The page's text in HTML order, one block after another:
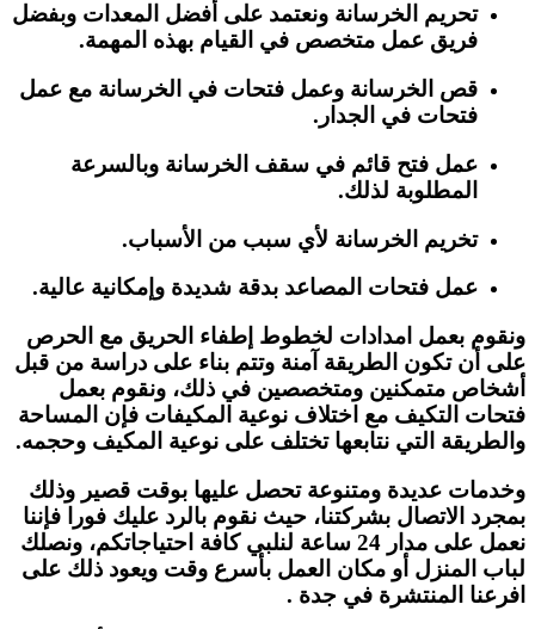
تحريم الخرسانة ونعتمد على أفضل المعدات وبفضل
فريق عمل متخصص في القيام بهذه المهمة.
قص الخرسانة وعمل فتحات في الخرسانة مع عمل
فتحات في الجدار.
عمل فتح قائم في سقف الخرسانة وبالسرعة
المطلوبة لذلك.
تخريم الخرسانة لأي سبب من الأسباب.
عمل فتحات المصاعد بدقة شديدة وإمكانية عالية.
ونقوم بعمل امدادات لخطوط إطفاء الحريق مع الحرص
على أن تكون الطريقة آمنة وتتم بناء على دراسة من قبل
أشخاص متمكنين ومتخصصين في ذلك، ونقوم بعمل
فتحات التكيف مع اختلاف نوعية المكيفات فإن المساحة
والطريقة التي نتابعها تختلف على نوعية المكيف وحجمه.
وخدمات عديدة ومتنوعة تحصل عليها بوقت قصير وذلك
بمجرد الاتصال بشركتنا، حيث نقوم بالرد عليك فورا فإننا
نعمل على مدار 24 ساعة لنلبي كافة احتياجاتكم، ونصلك
لباب المنزل أو مكان العمل بأسرع وقت ويعود ذلك على
افرعنا المنتشرة في جدة .